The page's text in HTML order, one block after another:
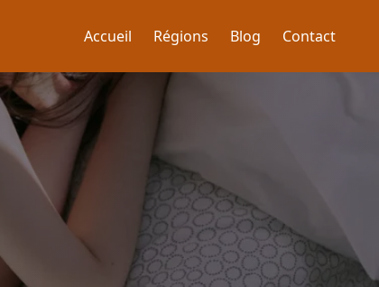
Accueil Régions Blog Contact